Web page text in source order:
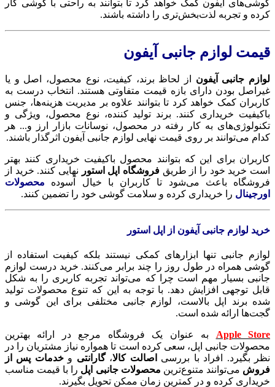
گوشی‌های آیفون کمک خواهد کرد تا بتوانند به راحتی با گوشی کار
کرده و تجربه لذت‌بخش‌تری را داشته باشند.
قیمت لوازم جانبی آیفون
لوازم جانبی آیفون از لحاظ برند، کیفیت، نوع محصول، اصل و یا
غیراصل بودن دارای بازه قیمت متفاوتی هستند. انتخاب درست به
کاربران کمک خواهد کرد تا بتوانند علاوه بر مدیریت هزینه‌ها، جنس
باکیفیت خریداری کنند. برند تولید کننده، نوع محصول، ویژگی و
تکنولوژی‌های به کار رفته در محصول، نوسانات بازار ارز و... هر
کدام می‌توانند بر روی قیمت نهایی لوازم جانبی آیفون اثرگذار باشند.
کاربران برای این که بتوانند محصول باکیفیت خریداری کنند بهتر
است خرید خود را از طریق فروشگاه اپل استور
نهایی کنند. خرید از
فروشگاه باعث می‌شود تا کاربران با خیال آسوده محصولات
اورجینال را خریداری کرده و سلامت گوشی خود را تضمین کنند.
خرید لوازم جانبی آیفون از اپل استور
لوازم جانبی تنها ابزارهای کمکی نیستند بلکه کیفیت استفاده از
گوشی همراه در طول روز را چند برابر می‌کنند. خرید درست لوازم
جانبی بسیار مهم است چرا که می‌تواند تجربه کاربری را به شکل
قابل توجهی افزایش دهد. با توجه به این که تنوع محصولات تولید
شده برند اپل بالاست، لوازم جانبی مختلفی برای این گوشی و
گجت‌ها ارائه شده است.
Apple Store به عنوان یک فروشگاه مرجع در ارائه بهترین
محصولات جانبی اپل، سعی کرده است تا همواره نیاز مشتریان را در
نظر بگیرد. افراد با بررسی
اصالت کالا،گارانتی وخدمات پس از
فروش می‌توانند متنوع‌ترین محصولات جانبی اپل را با قیمت مناسب
خریداری کرده و در کمترین زمان ممکن تحویل بگیرند.